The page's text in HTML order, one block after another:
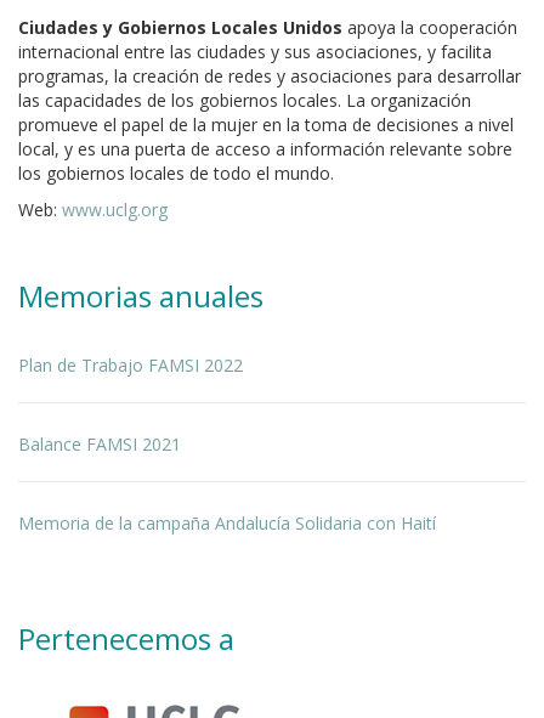
Ciudades y Gobiernos Locales Unidos apoya la cooperación
internacional entre las ciudades y sus asociaciones, y facilita
programas, la creación de redes y asociaciones para desarrollar
las capacidades de los gobiernos locales. La organización
promueve el papel de la mujer en la toma de decisiones a nivel
local, y es una puerta de acceso a información relevante sobre
los gobiernos locales de todo el mundo.
Web: www.uclg.org
Memorias anuales
Plan de Trabajo FAMSI 2022
Balance FAMSI 2021
Memoria de la campaña Andalucía Solidaria con Haití
Pertenecemos a